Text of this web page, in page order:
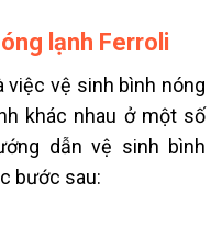
lạnh Ferroli
vệ sinh bình nóng
khác nhau ở một số
dẫn vệ sinh bình
bước sau: